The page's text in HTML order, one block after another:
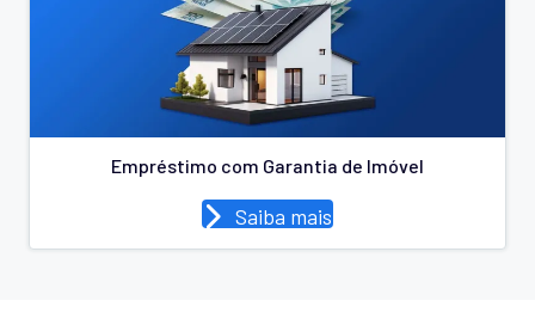
Empréstimo com Garantia de Imóvel
Saiba mais